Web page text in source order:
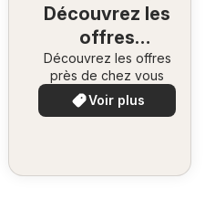
Découvrez les
offres
spéciales
Découvrez les offres
près de chez vous
Voir plus